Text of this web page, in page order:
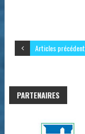
Articles
PARTENAIRES
FACEBOOK NEWS